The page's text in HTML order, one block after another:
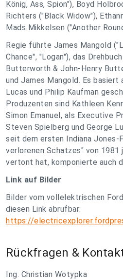
König, Ass, Spion"), Boyd
Richters ("Black Widow"),
Mads Mikkelsen ("Another
Regie führte James Mangold
Chance", "Logan"), das
Butterworth & John-Henry
und James Mangold. Es basiert
Lucas und Philip Kaufman
Produzenten sind Kathleen
Simon Emanuel, als Executive
Steven Spielberg und George
seit dem ersten Indiana Jones-
verlorenen Schatzes" von
vertont hat, komponierte auch
Link auf Bilder
Bilder vom vollelektrischen
diesen Link abrufbar:
https://
Rückfragen &
Ing. Christian Wotypka